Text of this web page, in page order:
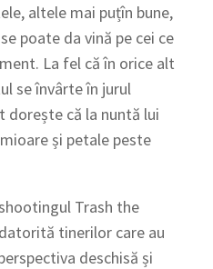
altele mai puțîn bune,
poate da vină pe cei ce
La fel că în orice alt
se învârte în jurul
dorește că la nuntă lui
și petale peste
Trash the
tinerilor care au
deschisă și